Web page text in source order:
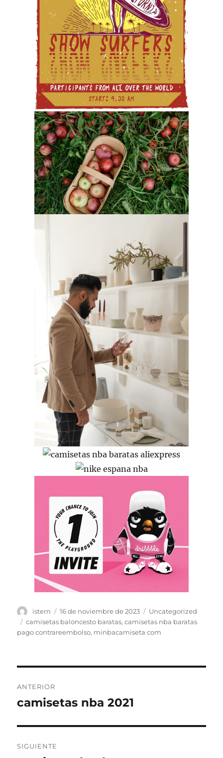
Autor
istern
Publicado
el
16 de noviembre de 2023 Categorías
Uncategorized
Etiquetas
camisetas baloncesto baratas,camisetas nba baratas
pago contrareembolso, minbacamiseta com
de
ANTERIOR
Entrada
camisetas nba 2021
SIGUIENTE